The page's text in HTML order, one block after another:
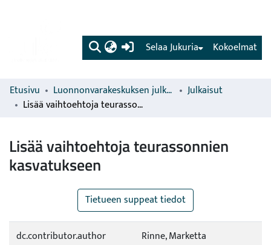
(current) Kokoelmat
Selaa Jukuria
Etusivu Luonnonvarakeskuksen julkaisut
Julkaisut
Lisää vaihtoehtoja teurassonnien kasvatukseen
Lisää vaihtoehtoja teurassonnien
kasvatukseen
Tietueen suppeat tiedot
dc.contributor.author
Rinne, Marketta